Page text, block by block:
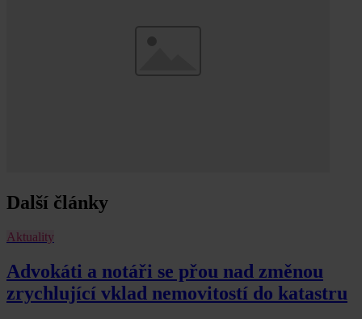
Další články
Aktuality
Advokáti a notáři se přou nad změnou
zrychlující vklad nemovitostí do katastru